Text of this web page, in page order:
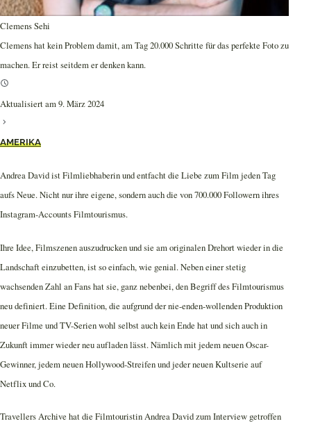
Clemens Sehi
Clemens hat kein Problem damit, am Tag 20.000 Schritte für das perfekte Foto zu
machen. Er reist seitdem er denken kann.
Aktualisiert am 9. März 2024
AMERIKA
Andrea David ist Filmliebhaberin und entfacht die Liebe zum Film jeden Tag
aufs Neue. Nicht nur ihre eigene, sondern auch die von 700.000 Followern ihres
Instagram-Accounts Filmtourismus.
Ihre Idee, Filmszenen auszudrucken und sie am originalen Drehort wieder in die
Landschaft einzubetten, ist so einfach, wie genial. Neben einer stetig
wachsenden Zahl an Fans hat sie, ganz nebenbei, den Begriff des Filmtourismus
neu definiert. Eine Definition, die aufgrund der nie-enden-wollenden Produktion
neuer Filme und TV-Serien wohl selbst auch kein Ende hat und sich auch in
Zukunft immer wieder neu aufladen lässt. Nämlich mit jedem neuen Oscar-
Gewinner, jedem neuen Hollywood-Streifen und jeder neuen Kultserie auf
Netflix und Co.
Travellers Archive hat die Filmtouristin Andrea David zum Interview getroffen